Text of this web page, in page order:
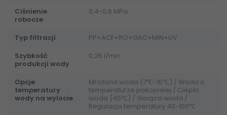
Ciśnienie
robocze
0,4-0,6 MPa
Typ filtracji
PP+ACF+RO+GAC+MIN+UV
Szybkość
produkcji wody
0,26 l/min
Opcje
temperatury
wody na wylocie
Mrożona woda (7℃-15℃) / Woda o
temperaturze pokojowej / Ciepła
woda (45℃) / Gorąca woda /
Regulacja temperatury 40-100℃